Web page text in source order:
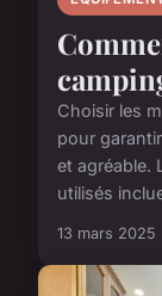
Choisir les
pour
et agréable.
utilisés
13 mars 2025